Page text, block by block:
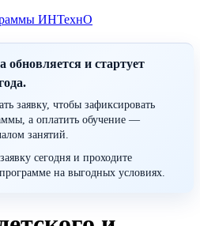
ИНТехнО
и стартует
заявку, чтобы зафиксировать
а оплатить обучение —
занятий.
сегодня и проходите
на выгодных условиях.